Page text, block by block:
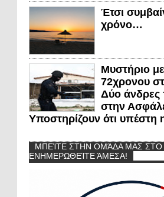
Έτσι
χρόνο…
Μυστήριο
72χρονου
Δύο άνδρες
στην
Υποστηρίζουν ότι υπέστη
ΜΠΕΊΤΕ ΣΤΗΝ ΟΜΆΔΑ ΜΑΣ ΣΤΟ
ΕΝΗΜΕΡΩΘΕΊΤΕ ΆΜΕΣΑ!